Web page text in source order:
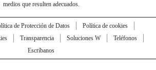
medios que resulten adecuados.
de Protección de Datos
Política de cookies
Transparencia Soluciones W
Teléfonos
Escríbanos